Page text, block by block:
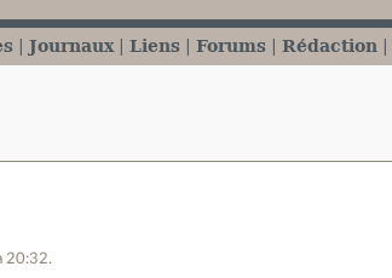
Journaux Liens Forums Rédaction
20:32.